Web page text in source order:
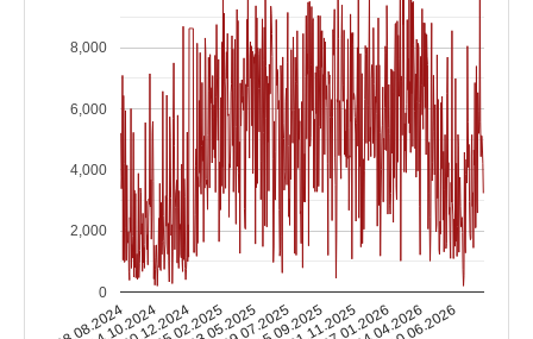
08.08.2024
14.10.2024
20.12.2024
25.02.2025
03.05.2025
09.07.2025
15.09.2025
21.11.2025
27.01.2026
04.04.2026
10.06.2026
0
2,000
4,000
6,000
8,000